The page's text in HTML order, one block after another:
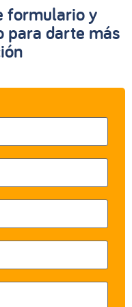
formulario y
para darte más